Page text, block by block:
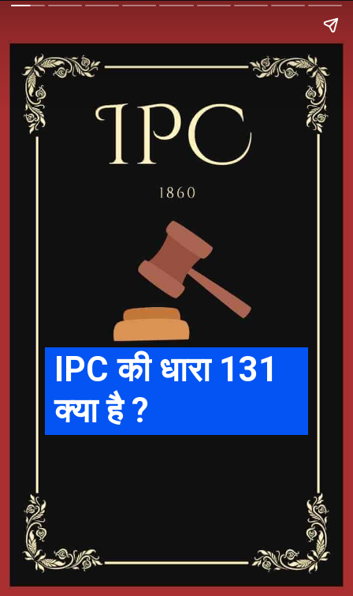
IPC की धारा 131
क्या है ?